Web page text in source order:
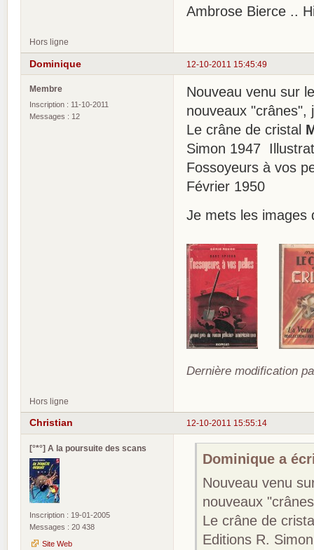
Ambrose Bierce ..
Hors ligne
12-10-2011 15:45:49
Dominique
Membre
Inscription : 11-10-2011
Messages : 12
Nouveau venu sur
nouveaux "crânes",
Le crâne de cristal
Simon 1947
Fossoyeurs à vos
Février 1950
Je mets les images
Dernière modification
Hors ligne
12-10-2011 15:55:14
Christian
[°*°] A la poursuite des scans
Inscription : 19-01-2005
Messages : 20 438
Site Web
Dominique a
Nouveau venu
nouveaux
Le crâne de
Editions R.